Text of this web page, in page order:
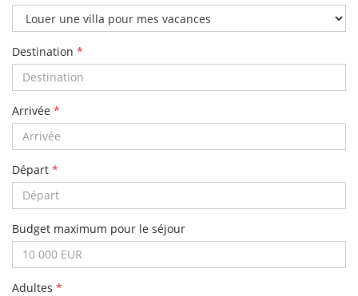
Destination *
Arrivée *
Départ *
Budget maximum pour le séjour
Adultes *